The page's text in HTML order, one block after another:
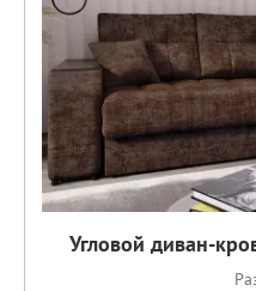
Угловой диван-